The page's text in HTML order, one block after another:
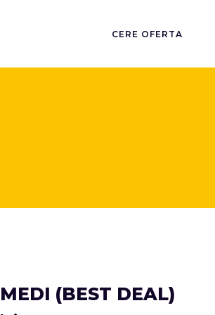
CERE OFERTA
MEDI (BEST DEAL)